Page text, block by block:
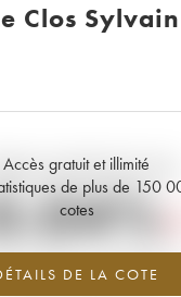
Clos Sylvain
Accès gratuit et illimité
de plus de 150
cotes
DE LA COTE
actuelle de la cote
à la baisse du millésime
2026 par rapport à 2025